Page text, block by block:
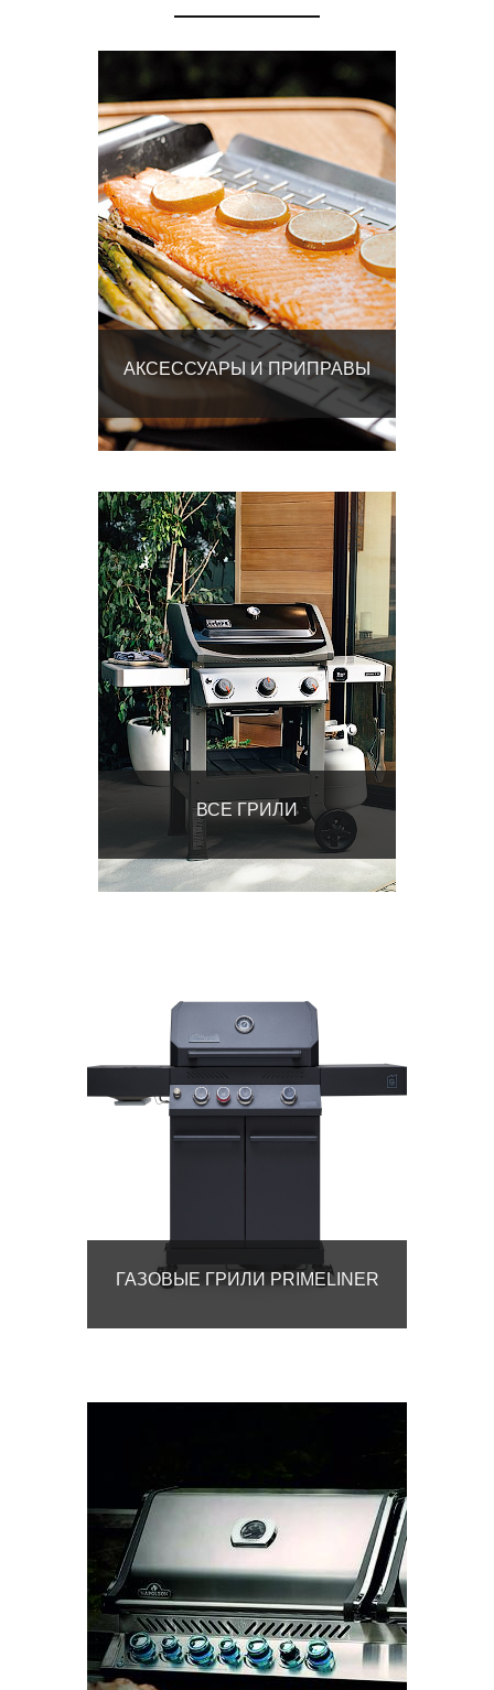
АКСЕССУАРЫ И ПРИПРАВЫ
ВСЕ ГРИЛИ
ГАЗОВЫЕ ГРИЛИ PRIMELINER